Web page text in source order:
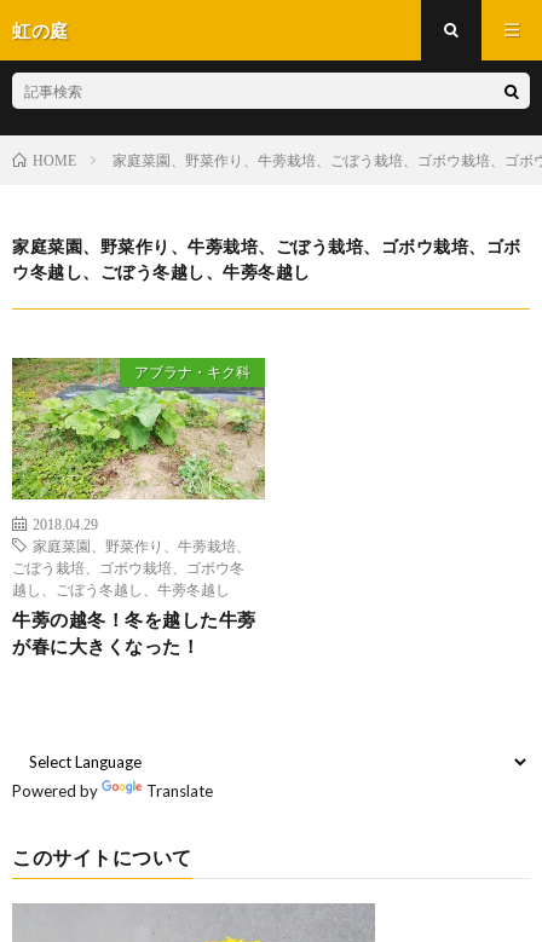
虹の庭
HOME 家庭菜園、野菜作り、牛蒡栽培、ごぼう栽培、ゴボウ栽培、ゴ
家庭菜園、野菜作り、牛蒡栽培、ごぼう栽培、ゴボウ栽培、ゴボ
ウ冬越し、ごぼう冬越し、牛蒡冬越し
アブラナ・キク科
2018.04.29
家庭菜園、野菜作り、牛蒡栽培、
ごぼう栽培、ゴボウ栽培、ゴボウ冬
越し、ごぼう冬越し、牛蒡冬越し
牛蒡の越冬！冬を越した牛蒡
が春に大きくなった！
Powered by Translate
このサイトについて